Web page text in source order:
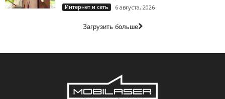
Интернет и сеть 6 августа, 2026
Загрузить больше